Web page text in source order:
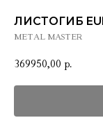
ЛИСТОГИБ
METAL MASTER
369950,00 р.